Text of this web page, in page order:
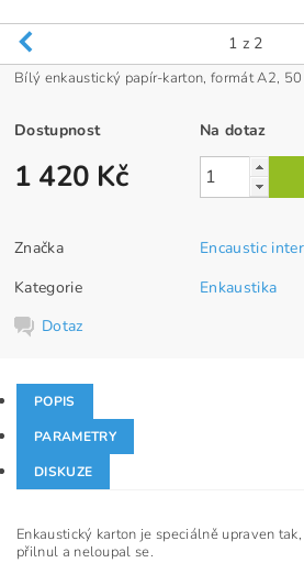
1 z 2
Bílý enkaustický papír-karton, formát A2, 50
Dostupnost Na dotaz
1 420 Kč
Značka
Encaustic
Kategorie
Enkaustika
Dotaz
POPIS
PARAMETRY
DISKUZE
Enkaustický karton je speciálně upraven
přilnul a neloupal se.